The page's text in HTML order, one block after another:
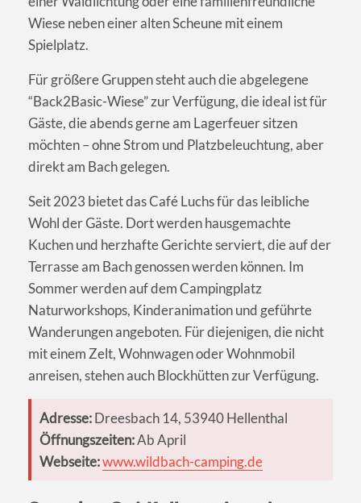
Wiese neben einer alten Scheune mit einem
Spielplatz.
Für größere Gruppen steht auch die abgelegene
“Back2Basic-Wiese” zur Verfügung, die ideal ist für
Gäste, die abends gerne am Lagerfeuer sitzen
möchten – ohne Strom und Platzbeleuchtung, aber
direkt am Bach gelegen.
Seit 2023 bietet das Café Luchs für das leibliche
Wohl der Gäste. Dort werden hausgemachte
Kuchen und herzhafte Gerichte serviert, die auf der
Terrasse am Bach genossen werden können. Im
Sommer werden auf dem Campingplatz
Naturworkshops, Kinderanimation und geführte
Wanderungen angeboten. Für diejenigen, die nicht
mit einem Zelt, Wohnwagen oder Wohnmobil
anreisen, stehen auch Blockhütten zur Verfügung.
Adresse:Dreesbach 14, 53940 Hellenthal
Öffnungszeiten:Ab April
Webseite:www.wildbach-camping.de